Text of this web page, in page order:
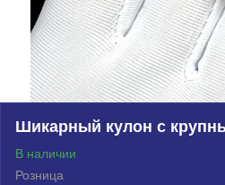
Шикарный кулон с
В наличии
Розница